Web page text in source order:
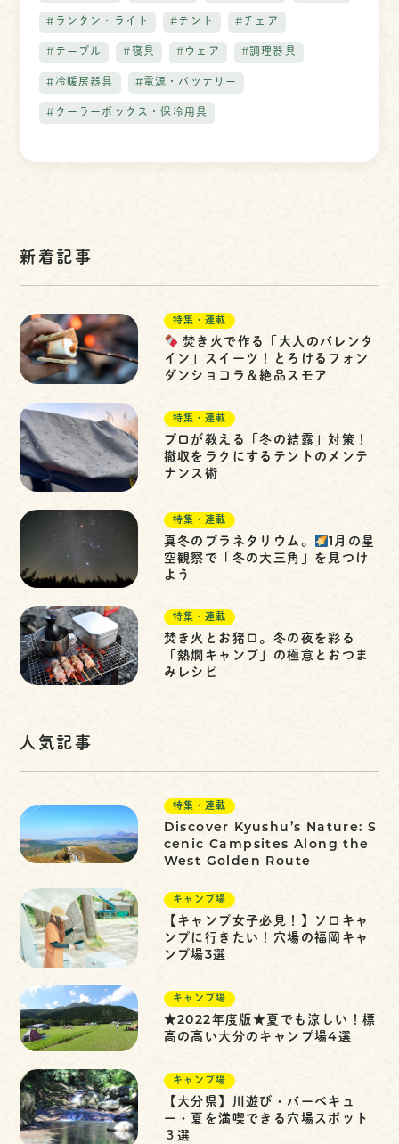
#ランタン・ライト #テント #チェア
#テーブル #寝具 #ウェア #調理器具
#冷暖房器具 #電源・バッテリー
#クーラーボックス・保冷用具
新着記事
特集・連載
焚き火で作る「大人のバレンタ
イン」スイーツ！とろけるフォン
ダンショコラ＆絶品スモア
特集・連載
プロが教える「冬の結露」対策！
撤収をラクにするテントのメンテ
ナンス術
特集・連載
真冬のプラネタリウム。
1月の星
空観察で「冬の大三角」を見つけ
よう
特集・連載
焚き火とお猪口。冬の夜を彩る
「熱燗キャンプ」の極意とおつま
みレシピ
人気記事
特集・連載
Discover Kyushu’s Nature: S
cenic Campsites Along the
West Golden Route
キャンプ場
【キャンプ女子必見！】ソロキャ
ンプに行きたい！穴場の福岡キャ
ンプ場3選
キャンプ場
★2022年度版★夏でも涼しい！標
高の高い大分のキャンプ場4選
キャンプ場
【大分県】川遊び・バーベキュ
ー・夏を満喫できる穴場スポット
３選